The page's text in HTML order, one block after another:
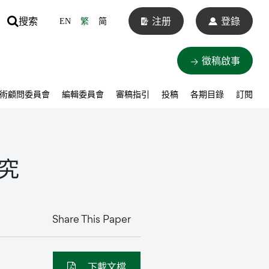
搜索 EN 繁 简 注册 登錄
徵稿啟事
顧問委員會 編輯委員會 審稿指引 投稿 各期目錄 訂閱
Share This Paper
下載文檔